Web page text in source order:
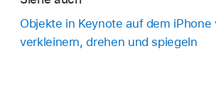
Objekte in Keynote auf dem iPhone
verkleinern, drehen und spiegeln